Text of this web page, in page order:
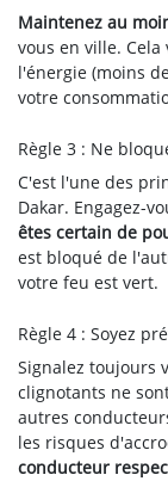
Maintenez au
vous en ville.
l'énergie (moins
votre
Règle 3 : Ne
C'est l'une des
Dakar. Engagez-
êtes certain de
est bloqué de
votre feu est vert.
Règle 4 : Soyez
Signalez toujours
clignotants ne
autres
les risques
conducteur